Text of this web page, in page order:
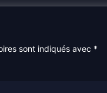
sont indiqués avec *